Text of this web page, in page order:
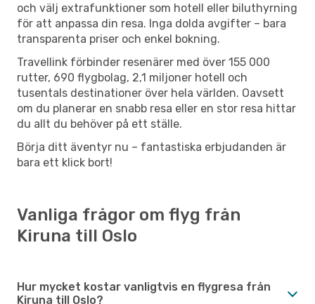
och välj extrafunktioner som hotell eller biluthyrning
för att anpassa din resa. Inga dolda avgifter – bara
transparenta priser och enkel bokning.
Travellink förbinder resenärer med över 155 000
rutter, 690 flygbolag, 2,1 miljoner hotell och
tusentals destinationer över hela världen. Oavsett
om du planerar en snabb resa eller en stor resa hittar
du allt du behöver på ett ställe.
Börja ditt äventyr nu – fantastiska erbjudanden är
bara ett klick bort!
Vanliga frågor om flyg från
Kiruna till Oslo
Hur mycket kostar vanligtvis en flygresa från
Kiruna till Oslo?